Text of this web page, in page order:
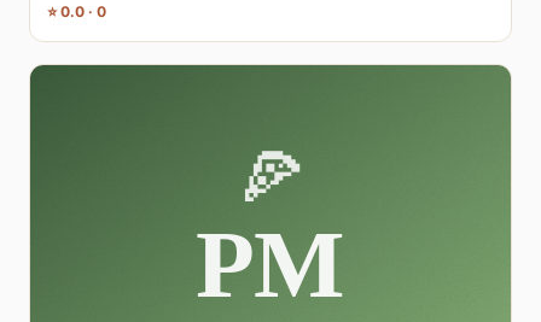
⭐ 0.0 · 0